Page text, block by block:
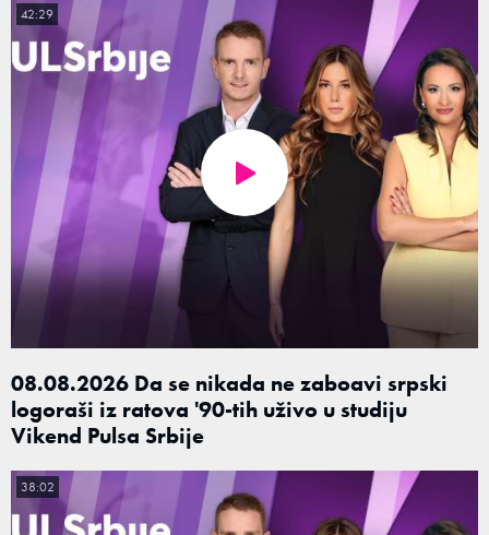
08.08.2026 Da se nikada ne zaboavi srpski
logoraši iz ratova '90-tih uživo u studiju
Vikend Pulsa Srbije
42:29
38:02